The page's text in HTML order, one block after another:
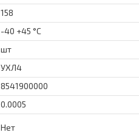
158
-40 +45 °C
шт
УХЛ4
8541900000
0.0005
Нет